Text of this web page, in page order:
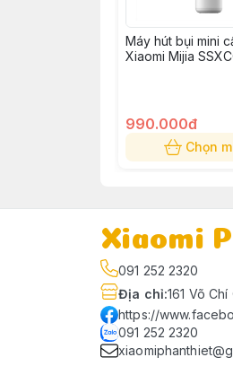
Máy hút bụi mini
Xiaomi Mijia
990.000đ
Chọn
Xiaomi
091 252 2320
Địa chỉ:161 Võ
https://
091 252 2320